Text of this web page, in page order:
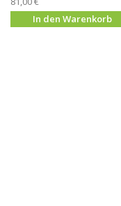
In den Warenkorb